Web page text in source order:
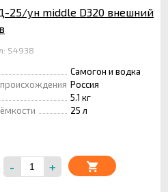
25/ун middle D320 внешний
S4938
Самогон и водка
Россия
5.1 кг
25 л
- +